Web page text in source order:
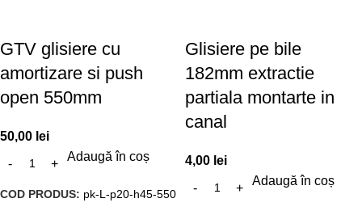
GTV glisiere cu
amortizare si push
open 550mm
50,00 lei
Adaugă în coș
COD PRODUS: pk-L-p20-h45-550
Glisiere pe bile
182mm extractie
partiala montarte in
canal
4,00 lei
Adaugă în coș